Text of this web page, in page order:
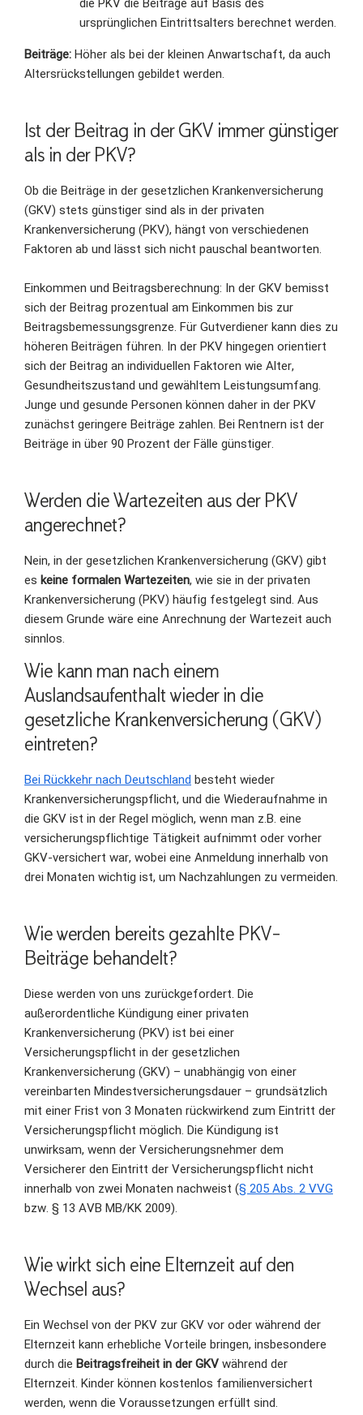
die PKV die Beiträge auf Basis des
ursprünglichen Eintrittsalters berechnet werden.
Beiträge: Höher als bei der kleinen Anwartschaft, da auch
Altersrückstellungen gebildet werden.
Ist der Beitrag in der GKV immer günstiger
als in der PKV?
Ob die Beiträge in der gesetzlichen Krankenversicherung
(GKV) stets günstiger sind als in der privaten
Krankenversicherung (PKV), hängt von verschiedenen
Faktoren ab und lässt sich nicht pauschal beantworten.
Einkommen und Beitragsberechnung: In der GKV bemisst
sich der Beitrag prozentual am Einkommen bis zur
Beitragsbemessungsgrenze. Für Gutverdiener kann dies zu
höheren Beiträgen führen. In der PKV hingegen orientiert
sich der Beitrag an individuellen Faktoren wie Alter,
Gesundheitszustand und gewähltem Leistungsumfang.
Junge und gesunde Personen können daher in der PKV
zunächst geringere Beiträge zahlen. Bei Rentnern ist der
Beiträge in über 90 Prozent der Fälle günstiger.
Werden die Wartezeiten aus der PKV
angerechnet?
Nein, in der gesetzlichen Krankenversicherung (GKV) gibt
es keine formalen Wartezeiten, wie sie in der privaten
Krankenversicherung (PKV) häufig festgelegt sind. Aus
diesem Grunde wäre eine Anrechnung der Wartezeit auch
sinnlos.
Wie kann man nach einem
Auslandsaufenthalt wieder in die
gesetzliche Krankenversicherung (GKV)
eintreten?
Bei Rückkehr nach Deutschland besteht wieder
Krankenversicherungspflicht, und die Wiederaufnahme in
die GKV ist in der Regel möglich, wenn man z.B. eine
versicherungspflichtige Tätigkeit aufnimmt oder vorher
GKV-versichert war, wobei eine Anmeldung innerhalb von
drei Monaten wichtig ist, um Nachzahlungen zu vermeiden.
Wie werden bereits gezahlte PKV-
Beiträge behandelt?
Diese werden von uns zurückgefordert. Die
außerordentliche Kündigung einer privaten
Krankenversicherung (PKV) ist bei einer
Versicherungspflicht in der gesetzlichen
Krankenversicherung (GKV) – unabhängig von einer
vereinbarten Mindestversicherungsdauer – grundsätzlich
mit einer Frist von 3 Monaten rückwirkend zum Eintritt der
Versicherungspflicht möglich. Die Kündigung ist
unwirksam, wenn der Versicherungsnehmer dem
Versicherer den Eintritt der Versicherungspflicht nicht
innerhalb von zwei Monaten nachweist (§ 205 Abs. 2 VVG
bzw. § 13 AVB MB/KK 2009).
Wie wirkt sich eine Elternzeit auf den
Wechsel aus?
Ein Wechsel von der PKV zur GKV vor oder während der
Elternzeit kann erhebliche Vorteile bringen, insbesondere
durch die Beitragsfreiheit in der GKV während der
Elternzeit. Kinder können kostenlos familienversichert
werden, wenn die Voraussetzungen erfüllt sind.